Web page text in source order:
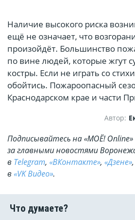
Наличие высокого риска
ещё не означает, что
произойдёт. Большинство
по вине людей, которые жгут
костры. Если не играть со
обойтись. Пожароопасный
Краснодарском крае и части
Автор:
Подписывайтесь на «МОЁ! Online»
за главными новостями
в Telegram, «ВКонтакте», «Дзене»
в «VK Видео».